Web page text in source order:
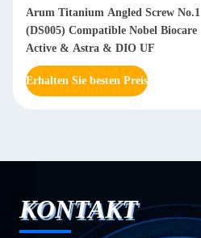
Arum Titanium Angled Screw No.1
(DS005) Compatible Nobel Biocare
Active & Astra & DIO UF
Erhalten Sie besten Preis
KONTAKT